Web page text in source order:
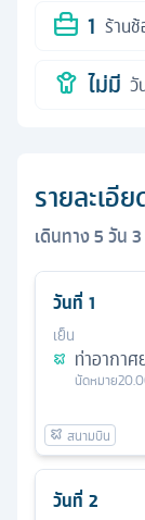
1 ร้าน
ไม่มี วั
รายละเอี
เดินทาง5วัน3
วันที่ 1
เย็น
ท่าอากา
นัดหมาย
วันที่ 2